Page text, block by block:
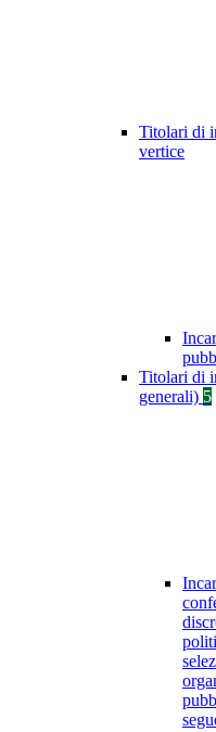
Titolari di
vertice
Titolari di
generali) 5